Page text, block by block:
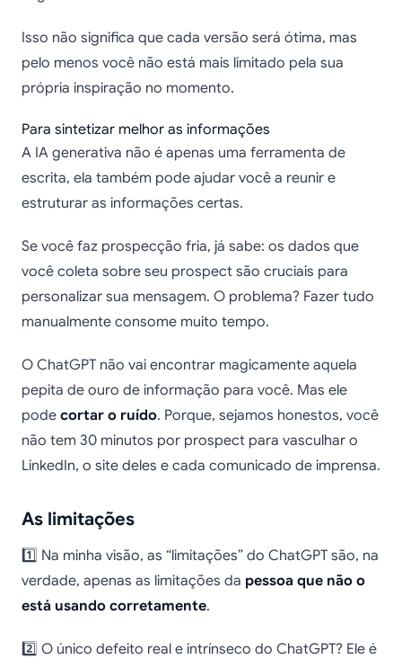
Isso não significa que cada versão será ótima, mas
pelo menos você não está mais limitado pela sua
própria inspiração no momento.
Para sintetizar melhor as informações
A IA generativa não é apenas uma ferramenta de
escrita, ela também pode ajudar você a reunir e
estruturar as informações certas.
Se você faz prospecção fria, já sabe: os dados que
você coleta sobre seu prospect são cruciais para
personalizar sua mensagem. O problema? Fazer tudo
manualmente consome muito tempo.
O ChatGPT não vai encontrar magicamente aquela
pepita de ouro de informação para você. Mas ele
pode cortar o ruído. Porque, sejamos honestos, você
não tem 30 minutos por prospect para vasculhar o
LinkedIn, o site deles e cada comunicado de imprensa.
As limitações
1️⃣ Na minha visão, as “limitações” do ChatGPT são, na
verdade, apenas as limitações da pessoa que não o
está usando corretamente.
2️⃣ O único defeito real e intrínseco do ChatGPT? Ele é